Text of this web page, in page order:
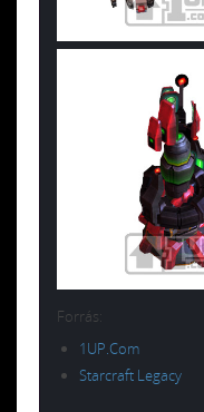
Forrás:
1UP.Com
Starcraft Legacy